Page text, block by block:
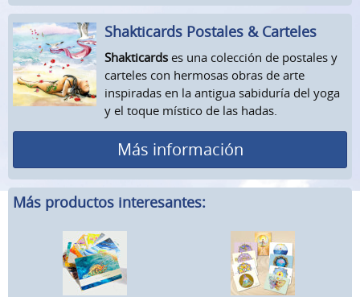
Shakticards Postales & Carteles
Shakticards es una colección de postales y
carteles con hermosas obras de arte
inspiradas en la antigua sabiduría del yoga
y el toque místico de las hadas.
Más información
Más productos interesantes: